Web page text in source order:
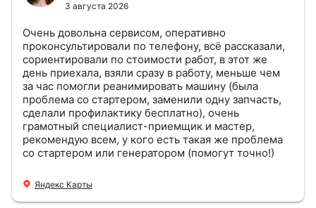
3 августа 2026
Очень довольна сервисом, оперативно
проконсультировали по телефону, всё рассказали,
сориентировали по стоимости работ, в этот же
день приехала, взяли сразу в работу, меньше чем
за час помогли реанимировать машину (была
проблема со стартером, заменили одну запчасть,
сделали профилактику бесплатно), очень
грамотный специалист-приемщик и мастер,
рекомендую всем, у кого есть такая же проблема
со стартером или генератором (помогут точно!)
Яндекс Карты